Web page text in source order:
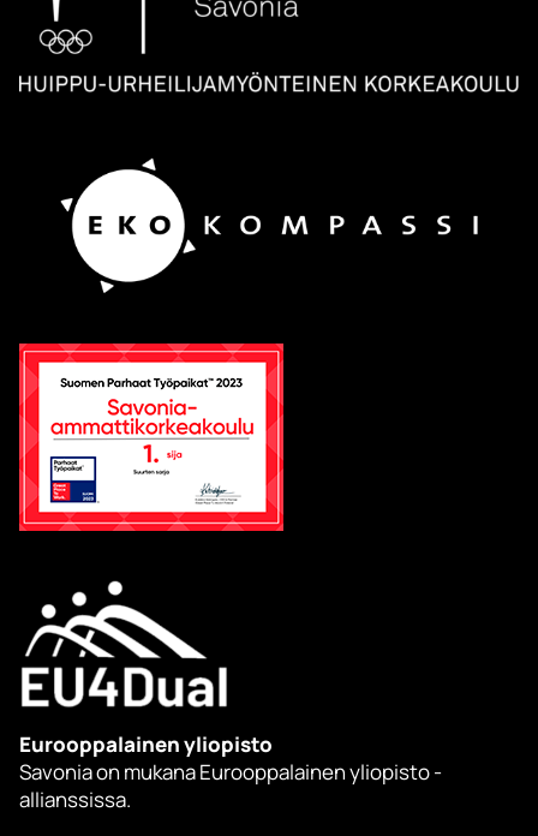
Eurooppalainen yliopisto
Savonia on mukana Eurooppalainen yliopisto -
allianssissa.